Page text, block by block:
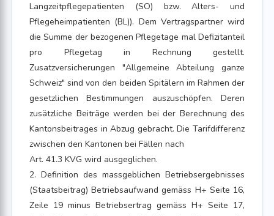
Langzeitpflegepatienten (SO) bzw. Alters- und
Pflegeheimpatienten (BL)). Dem Vertragspartner wird
die Summe der bezogenen Pflegetage mal Defizitanteil
pro Pflegetag in Rechnung gestellt.
Zusatzversicherungen "Allgemeine Abteilung ganze
Schweiz" sind von den beiden Spitälern im Rahmen der
gesetzlichen Bestimmungen auszuschöpfen. Deren
zusätzliche Beiträge werden bei der Berechnung des
Kantonsbeitrages in Abzug gebracht. Die Tarifdifferenz
zwischen den Kantonen bei Fällen nach
Art. 41.3 KVG wird ausgeglichen.
2. Definition des massgeblichen Betriebsergebnisses
(Staatsbeitrag) Betriebsaufwand gemäss H+ Seite 16,
Zeile 19 minus Betriebsertrag gemäss H+ Seite 17,